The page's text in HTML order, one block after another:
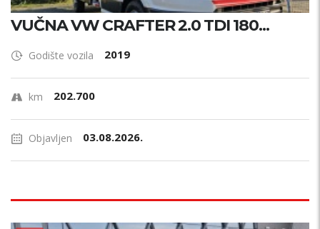
VUČNA VW CRAFTER 2.0 TDI 180...
Godište vozila 2019
km 202.700
Objavljen 03.08.2026.